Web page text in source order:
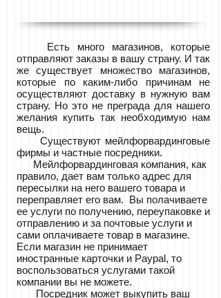
Есть много магазинов, которые
отправляют заказы в вашу страну. И так
же существует множество магазинов,
которые по каким-либо причинам не
осуществляют доставку в нужную вам
страну. Но это не преграда для нашего
желания купить так необходимую нам
вещь.
Существуют мейлфорвардинговые
фирмы и частные посредники.
Мейлфорвардинговая компания, как
правило, дает вам только адрес для
пересылки на него вашего товара и
переправляет его вам. Вы полачиваете
ее услуги по получению, переупаковке и
отправлению и за почтовые услуги и
сами оплачиваете товар в магазине.
Если магазин не принимает
иностранные карточки и Paypal, то
воспользоваться услугами такой
компании вы не можете.
Посредник может выкупить ваш